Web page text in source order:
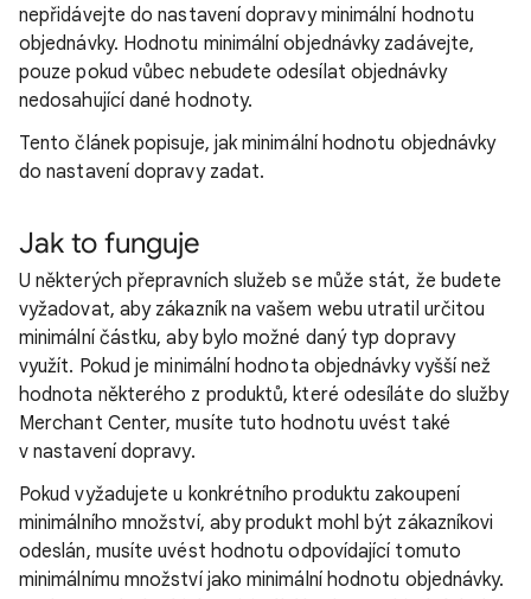
nepřidávejte do nastavení dopravy minimální hodnotu
objednávky. Hodnotu minimální objednávky zadávejte,
pouze pokud vůbec nebudete odesílat objednávky
nedosahující dané hodnoty.
Tento článek popisuje, jak minimální hodnotu objednávky
do nastavení dopravy zadat.
Jak to funguje
U některých přepravních služeb se může stát, že budete
vyžadovat, aby zákazník na vašem webu utratil určitou
minimální částku, aby bylo možné daný typ dopravy
využít. Pokud je minimální hodnota objednávky vyšší než
hodnota některého z produktů, které odesíláte do služby
Merchant Center, musíte tuto hodnotu uvést také
v nastavení dopravy.
Pokud vyžadujete u konkrétního produktu zakoupení
minimálního množství, aby produkt mohl být zákazníkovi
odeslán, musíte uvést hodnotu odpovídající tomuto
minimálnímu množství jako minimální hodnotu objednávky.